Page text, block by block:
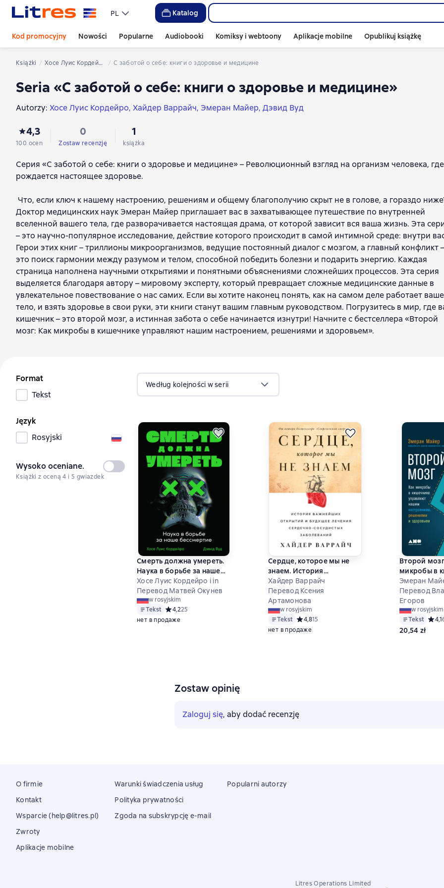
PL Katalog
Kod promocyjny Nowości Popularne Audiobooki Komiksy i webtoony Aplikacje mobilne Opublikuj książkę
Książki Хосе Луис Кордейро С заботой о себе: книги о здоровье и медицине
Seria «С заботой о себе: книги о здоровье и медицине»
Autorzy: Хосе Луис Кордейро Хайдер Варрайч Эмеран Майер Дэвид Вуд
4,3
100 ocen
0
Zostaw recenzję
1
książka
Серия «С заботой о себе: книги о здоровье и медицине» – Революционный взгляд на организм человека, где
рождается настоящее здоровье.
Что, если ключ к нашему настроению, решениям и общему благополучию скрыт не в голове, а гораздо
Доктор медицинских наук Эмеран Майер приглашает вас в захватывающее путешествие по внутренней
вселенной вашего тела, где разворачивается настоящая драма, от которой зависит вся ваша жизнь. Эта
– это научно-популярное исследование, действие которого происходит в самой интимной среде: внутри
Герои этих книг – триллионы микроорганизмов, ведущие постоянный диалог с мозгом, а главный конфликт –
это поиск гармонии между разумом и телом, способной победить болезни и подарить энергию. Каждая
страница наполнена научными открытиями и понятными объяснениями сложнейших процессов. Эта серия
выделяется благодаря автору – мировому эксперту, который превращает сложные медицинские данные в
увлекательное повествование о нас самих. Если вы хотите наконец понять, как на самом деле работает ваше
тело, и взять здоровье в свои руки, эти книги станут вашим главным руководством. Погрузитесь в мир, где
кишечник – это второй мозг, а истинная забота о себе начинается изнутри! Начните с бестселлера «Второй
мозг: Как микробы в кишечнике управляют нашим настроением, решениями и здоровьем».
Format
Tekst
Język
Rosyjski
Wysoko oceniane.
Nie
Książki z oceną 4 i 5 gwiazdek
Według kolejności w serii
Смерть должна умереть.
Наука в борьбе за наше
бессмертие
Хосе Луис Кордейро i in
Перевод Матвей Окунев
w rosyjskim
Tekst Средний рейтинг 4,2 на основе 25 оценок
4,225
нет в продаже
Сердце, которое мы не
знаем. История
важнейших открытий и
будущее лечения
сердечно-сосудистых
заболеваний
Хайдер Варрайч
Перевод Ксения
Артамонова
w rosyjskim
Tekst Средний рейтинг 4,8 на основе 15 оценок
4,815
нет в продаже
Второй
микробы в
управляют
и здоровьем
Эмеран
Перевод
Егоров
w rosyjskim
Tekst
4,1
20,54 zł
Zostaw opinię
Zaloguj się, aby dodać recenzję
O firmie
Kontakt
Wsparcie (help@litres.pl)
Zwroty
Aplikacje mobilne
Warunki świadczenia usług
Polityka prywatności
Zgoda na subskrypcję e-mail
Popularni autorzy
Litres Operations Limited